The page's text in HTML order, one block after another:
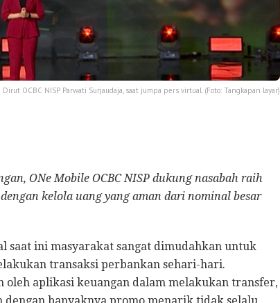
Dirut OCBC NISP Parwati Surjaudaja, saat jumpa pers virtual. (Foto: Tangkapan layar)
ONe Mobile OCBC NISP dukung nasabah raih
kelola uang yang aman dari nominal besar
saat ini masyarakat sangat dimudahkan untuk
transaksi perbankan sehari-hari.
oleh aplikasi keuangan dalam melakukan transfer,